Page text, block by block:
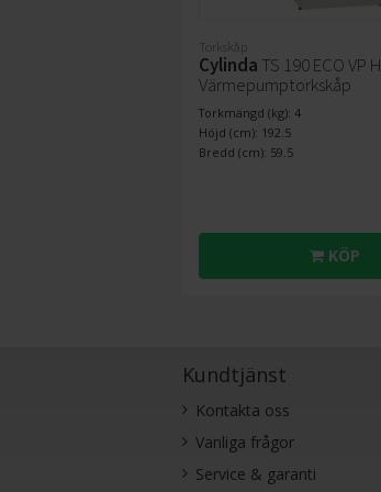
Torkskåp
Cylinda TS 190 ECO VP H
Värmepumptorkskåp
Torkmängd (kg): 4
Höjd (cm): 192.5
Bredd (cm): 59.5
KÖP
Kundtjänst
Kontakta oss
Vanliga frågor
Service & garanti